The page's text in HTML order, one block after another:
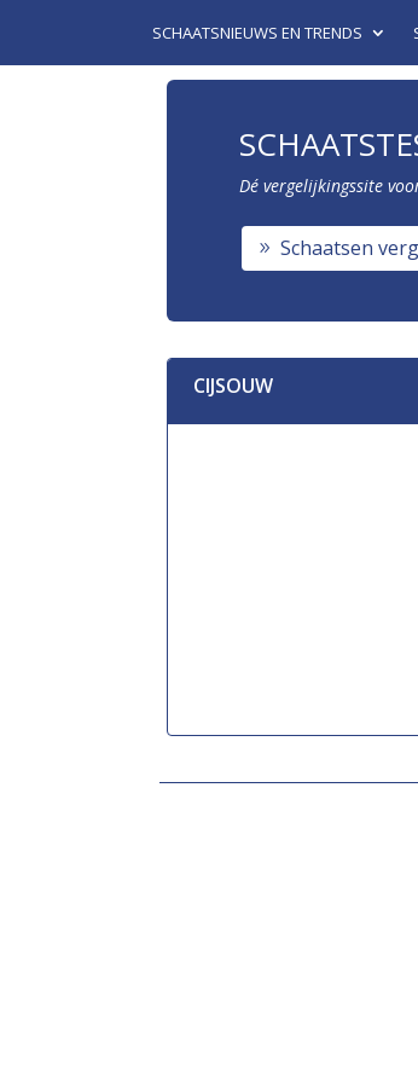
SCHAATSNIEUWS EN TRENDS
Dé vergelijkingssite
Schaatsen
CIJSOUW